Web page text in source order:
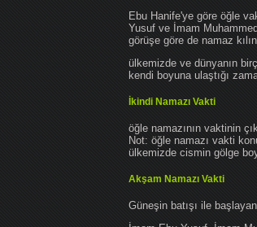
Ebu Hanife'ye göre öğle
Yusuf ve İmam
görüşe göre de namaz
ülkemizde ve dünyanın
kendi boyuna ulaştığı
İkindi Namazı Vakti
öğle namazının vaktinin
Not: öğle namazı vakti
ülkemizde cismin gölge
Akşam Namazı Vakti
Güneşin batışı ile